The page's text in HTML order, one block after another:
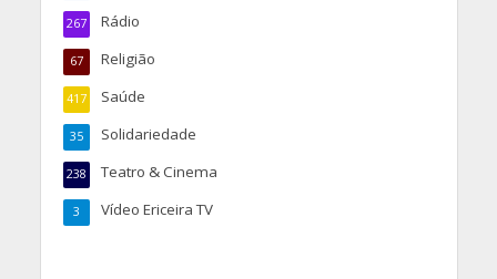
Rádio
267
Religião
67
Saúde
417
Solidariedade
35
Teatro & Cinema
238
Vídeo Ericeira TV
3